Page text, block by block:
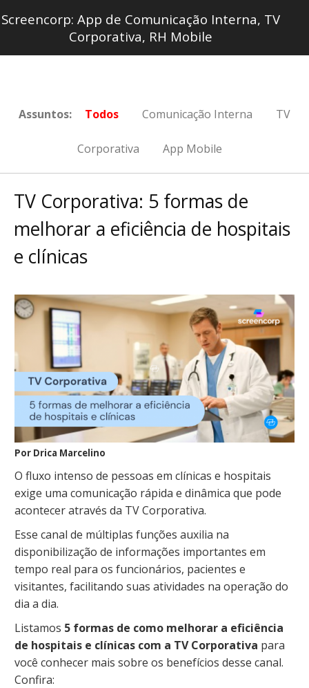
Screencorp: App de Comunicação Interna, TV
Corporativa, RH Mobile
Assuntos: Todos Comunicação Interna TV
Corporativa App Mobile
TV Corporativa: 5 formas de
melhorar a eficiência de hospitais
e clínicas
Por Drica Marcelino
O fluxo intenso de pessoas em clínicas e hospitais
exige uma comunicação rápida e dinâmica que pode
acontecer através da TV Corporativa.
Esse canal de múltiplas funções auxilia na
disponibilização de informações importantes em
tempo real para os funcionários, pacientes e
visitantes, facilitando suas atividades na operação do
dia a dia.
Listamos 5 formas de como melhorar a eficiência
de hospitais e clínicas com a TV Corporativa para
você conhecer mais sobre os benefícios desse canal.
Confira: